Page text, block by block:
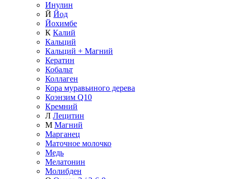
Инулин
Й Йод
Йохимбе
К Калий
Кальций
Кальций + Магний
Кератин
Кобальт
Коллаген
Кора муравьиного дерева
Коэнзим Q10
Кремний
Л Лецитин
М Магний
Марганец
Маточное молочко
Медь
Мелатонин
Молибден